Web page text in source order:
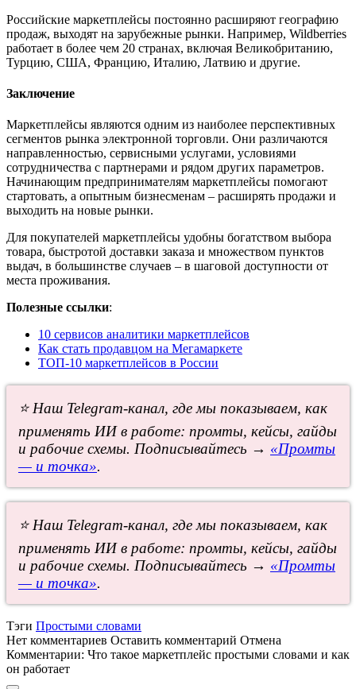
Российские маркетплейсы постоянно расширяют географию
продаж, выходят на зарубежные рынки. Например, Wildberries
работает в более чем 20 странах, включая Великобританию,
Турцию, США, Францию, Италию, Латвию и другие.
Заключение
Маркетплейсы являются одним из наиболее перспективных
сегментов рынка электронной торговли. Они различаются
направленностью, сервисными услугами, условиями
сотрудничества с партнерами и рядом других параметров.
Начинающим предпринимателям маркетплейсы помогают
стартовать, а опытным бизнесменам – расширять продажи и
выходить на новые рынки.
Для покупателей маркетплейсы удобны богатством выбора
товара, быстротой доставки заказа и множеством пунктов
выдач, в большинстве случаев – в шаговой доступности от
места проживания.
Полезные ссылки:
10 сервисов аналитики маркетплейсов
Как стать продавцом на Мегамаркете
ТОП-10 маркетплейсов в России
⭐ Наш Telegram-канал, где мы показываем, как
применять ИИ в работе: промты, кейсы, гайды
и рабочие схемы. Подписывайтесь → «Промты
— и точка».
⭐ Наш Telegram-канал, где мы показываем, как
применять ИИ в работе: промты, кейсы, гайды
и рабочие схемы. Подписывайтесь → «Промты
— и точка».
Тэги Простыми словами
Нет комментариев Оставить комментарий Отмена
Комментарии: Что такое маркетплейс простыми словами и как
он работает